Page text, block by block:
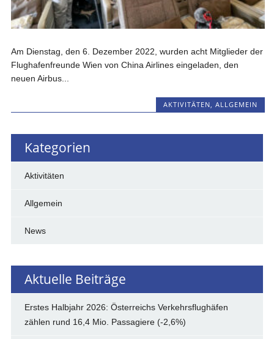
Am Dienstag, den 6. Dezember 2022, wurden acht Mitglieder der
Flughafenfreunde Wien von China Airlines eingeladen, den
neuen Airbus...
AKTIVITÄTEN ALLGEMEIN
Kategorien
Aktivitäten
Allgemein
News
Aktuelle Beiträge
Erstes Halbjahr 2026: Österreichs Verkehrsflughäfen
zählen rund 16,4 Mio. Passagiere (-2,6%)